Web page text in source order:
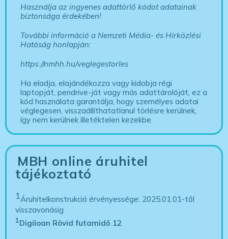
Használja az ingyenes adattörlő kódot adatainak
biztonsága érdekében!
További információ a Nemzeti Média- és Hírközlési
Hatóság honlapján:
https://nmhh.hu/veglegestorles
Ha eladja, elajándékozza vagy kidobja régi
laptopját, pendrive-ját vagy más adattárolóját, ez a
kód használata garantálja, hogy személyes adatai
véglegesen, visszaállíthatatlanul törlésre kerülnek,
így nem kerülnek illetéktelen kezekbe.
MBH online áruhitel
tájékoztató
1Áruhitelkonstrukció érvényessége: 2025.01.01-től
visszavonásig
1Digiloan Rövid futamidő 12